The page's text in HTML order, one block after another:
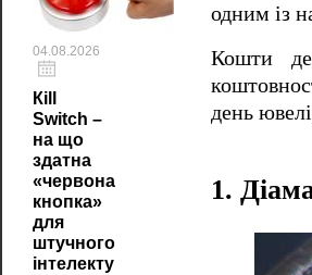
04.08.2026
Кill
Switch –
на що
здатна
«червона
кнопка»
для
штучного
інтелекту
одним із
Кошти
день
1.